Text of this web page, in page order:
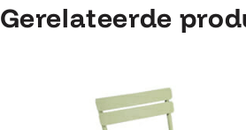
Gerelateerde